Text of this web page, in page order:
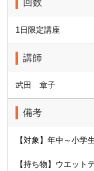
回数
1日限定講座
講師
武田 章子
備考
【対象】年中～小
【持ち物】ウエット